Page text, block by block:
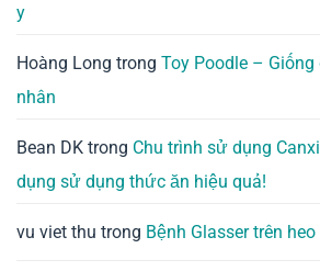
y
Hoàng Long trong Toy Poodle –
nhân
Bean DK trong Chu trình sử dụng
dụng sử dụng thức ăn hiệu quả!
vu viet thu trong Bệnh Glasser trên